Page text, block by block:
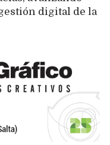
digital de la